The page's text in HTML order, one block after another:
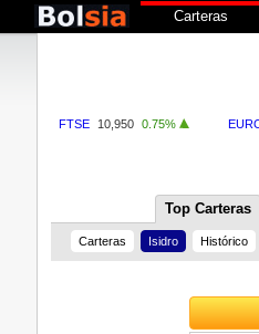
Carteras
FTSE 10,950 0.75%
Top Carteras
Carteras Isidro Histórico